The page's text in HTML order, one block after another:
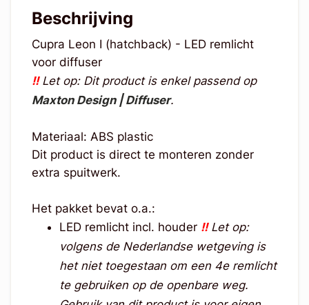
Beschrijving
Cupra Leon I (hatchback) - LED remlicht
voor diffuser
!!Let op: Dit product is enkel passend op
Maxton Design | Diffuser.
Materiaal: ABS plastic
Dit product is direct te monteren zonder
extra spuitwerk.
Het pakket bevat o.a.:
LED remlicht incl. houder !!Let op:
volgens de Nederlandse wetgeving is
het niet toegestaan om een 4e remlicht
te gebruiken op de openbare weg.